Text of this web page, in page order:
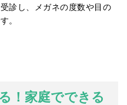
診し、メガネの度数や目の
。
！家庭でできる